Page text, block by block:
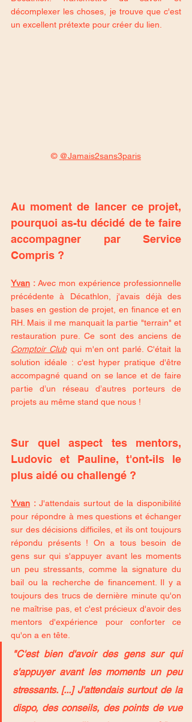
décomplexer les choses, je trouve que c'est
un excellent prétexte pour créer du lien.
© @Jamais2sans3paris
Au moment de lancer ce projet,
pourquoi as-tu décidé de te faire
accompagner par Service
Compris ?
Yvan : Avec mon expérience professionnelle
précédente à Décathlon, j'avais déjà des
bases en gestion de projet, en finance et en
RH. Mais il me manquait la partie "terrain" et
Comptoir Club qui m'en ont parlé. C'était la
solution idéale : c'est hyper pratique d'être
accompagné quand on se lance et de faire
partie d’un réseau d’autres porteurs de
projets au même stand que nous !
Sur quel aspect tes mentors,
Ludovic et Pauline, t'ont-ils le
plus aidé ou challengé ?
Yvan : J'attendais surtout de la disponibilité
pour répondre à mes questions et échanger
sur des décisions difficiles, et ils ont toujours
répondu présents ! On a tous besoin de
gens sur qui s'appuyer avant les moments
un peu stressants, comme la signature du
bail ou la recherche de financement. Il y a
toujours des trucs de dernière minute qu'on
ne maîtrise pas, et c'est précieux d'avoir des
mentors d'expérience pour conforter ce
qu'on a en tête.
"C'est bien d'avoir des gens sur qui
s'appuyer avant les moments un peu
stressants. [...] J'attendais surtout de la
dispo, des conseils, des points de vue